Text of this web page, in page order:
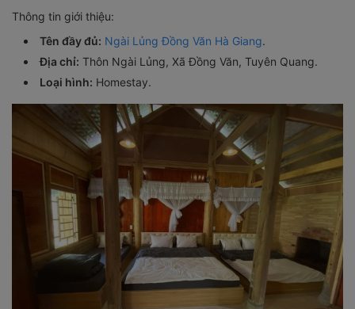
Thông tin giới thiệu:
Tên đầy đủ: Ngài Lủng Đồng Văn Hà Giang.
Địa chỉ: Thôn Ngài Lủng, Xã Đồng Văn, Tuyên Quang.
Loại hình: Homestay.